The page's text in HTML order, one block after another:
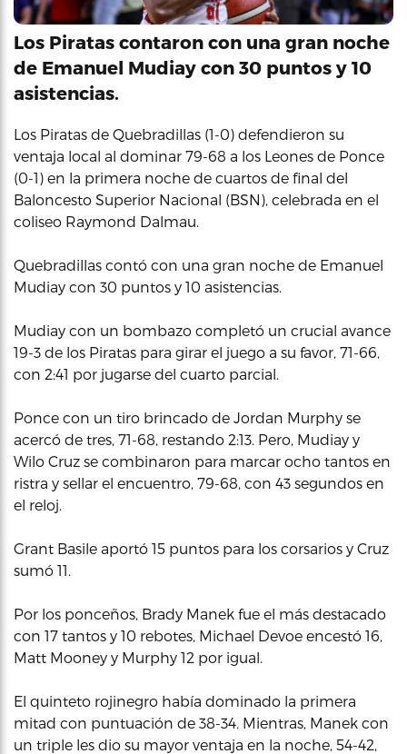
Los Piratas contaron con una gran noche
de Emanuel Mudiay con 30 puntos y 10
asistencias.
Los Piratas de Quebradillas (1-0) defendieron su
ventaja local al dominar 79-68 a los Leones de Ponce
(0-1) en la primera noche de cuartos de final del
Baloncesto Superior Nacional (BSN), celebrada en el
coliseo Raymond Dalmau.
Quebradillas contó con una gran noche de Emanuel
Mudiay con 30 puntos y 10 asistencias.
Mudiay con un bombazo completó un crucial avance
19-3 de los Piratas para girar el juego a su favor, 71-66,
con 2:41 por jugarse del cuarto parcial.
Ponce con un tiro brincado de Jordan Murphy se
acercó de tres, 71-68, restando 2:13. Pero, Mudiay y
Wilo Cruz se combinaron para marcar ocho tantos en
ristra y sellar el encuentro, 79-68, con 43 segundos en
el reloj.
Grant Basile aportó 15 puntos para los corsarios y Cruz
sumó 11.
Por los ponceños, Brady Manek fue el más destacado
con 17 tantos y 10 rebotes, Michael Devoe encestó 16,
Matt Mooney y Murphy 12 por igual.
El quinteto rojinegro había dominado la primera
mitad con puntuación de 38-34. Mientras, Manek con
un triple les dio su mayor ventaja en la noche, 54-42,